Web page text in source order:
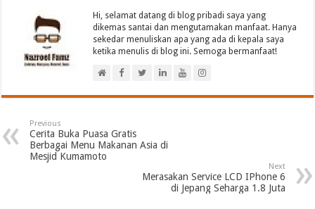
Hi, selamat datang di blog pribadi saya yang
dikemas santai dan mengutamakan manfaat. Hanya
sekedar menuliskan apa yang ada di kepala saya
ketika menulis di blog ini. Semoga bermanfaat!
Previous
Cerita Buka Puasa Gratis
Berbagai Menu Makanan Asia di
Mesjid Kumamoto
Next
Merasakan Service LCD IPhone 6
di Jepang Seharga 1.8 Juta